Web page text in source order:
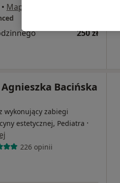
• Mapa
250 zł
Bacińska
wykonujący zabiegi
estetycznej, Pediatra ·
226 opinii